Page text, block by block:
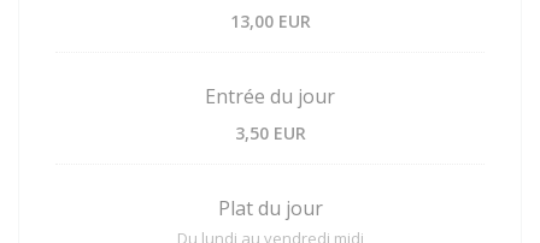
13,00 EUR
Entrée du jour
3,50 EUR
Plat du jour
Du lundi au vendredi midi